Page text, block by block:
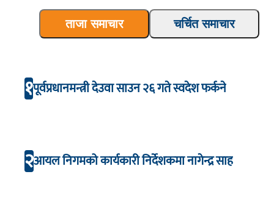
ताजा समाचार चर्चित समाचार
१पूर्वप्रधानमन्त्री देउवा साउन २६ गते स्वदेश फर्कने
२आयल निगमको कार्यकारी निर्देशकमा नागेन्द्र साह